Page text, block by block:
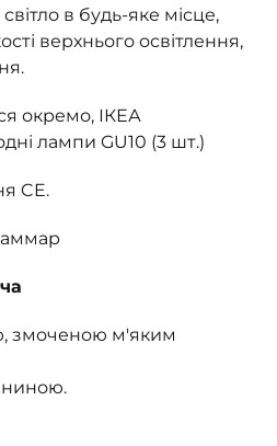
в будь-яке місце,
верхнього освітлення,
окремо, ІКЕА
лампи GU10 (3 шт.)
CE.
змоченою м'яким